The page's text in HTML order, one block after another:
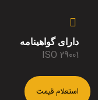
دارای گواهینامه
ISO 29001
استعلام قیمت